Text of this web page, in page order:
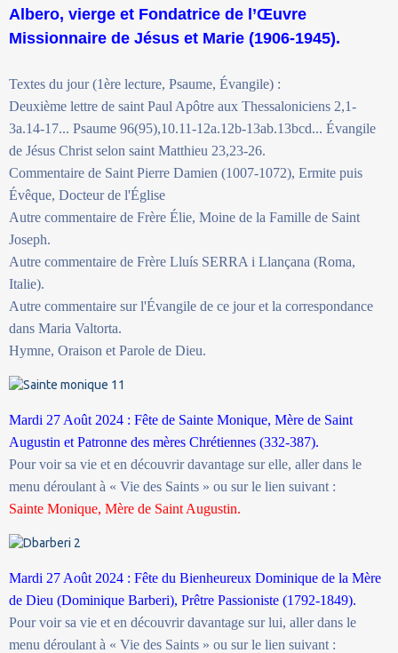
Albero, vierge et Fondatrice de l’Œuvre
Missionnaire de Jésus et Marie (1906-1945).
Textes du jour (1ère lecture, Psaume, Évangile) :
Deuxième lettre de saint Paul Apôtre aux Thessaloniciens 2,1-
3a.14-17... Psaume 96(95),10.11-12a.12b-13ab.13bcd... Évangile
de Jésus Christ selon saint Matthieu 23,23-26.
Commentaire de Saint Pierre Damien (1007-1072), Ermite puis
Évêque, Docteur de l'Église
Autre commentaire de Frère Élie, Moine de la Famille de Saint
Joseph.
Autre commentaire de Frère Lluís SERRA i Llançana (Roma,
Italie).
Autre commentaire sur l'Évangile de ce jour et la correspondance
dans Maria Valtorta.
Hymne, Oraison et Parole de Dieu.
Mardi 27 Août 2024 : Fête de Sainte Monique, Mère de Saint
Augustin et Patronne des mères Chrétiennes (332-387).
Pour voir sa vie et en découvrir davantage sur elle, aller dans le
menu déroulant à « Vie des Saints » ou sur le lien suivant :
Sainte Monique, Mère de Saint Augustin.
Mardi 27 Août 2024 : Fête du Bienheureux Dominique de la Mère
de Dieu (Dominique Barberi), Prêtre Passioniste (1792-1849).
Pour voir sa vie et en découvrir davantage sur lui, aller dans le
menu déroulant à « Vie des Saints » ou sur le lien suivant :